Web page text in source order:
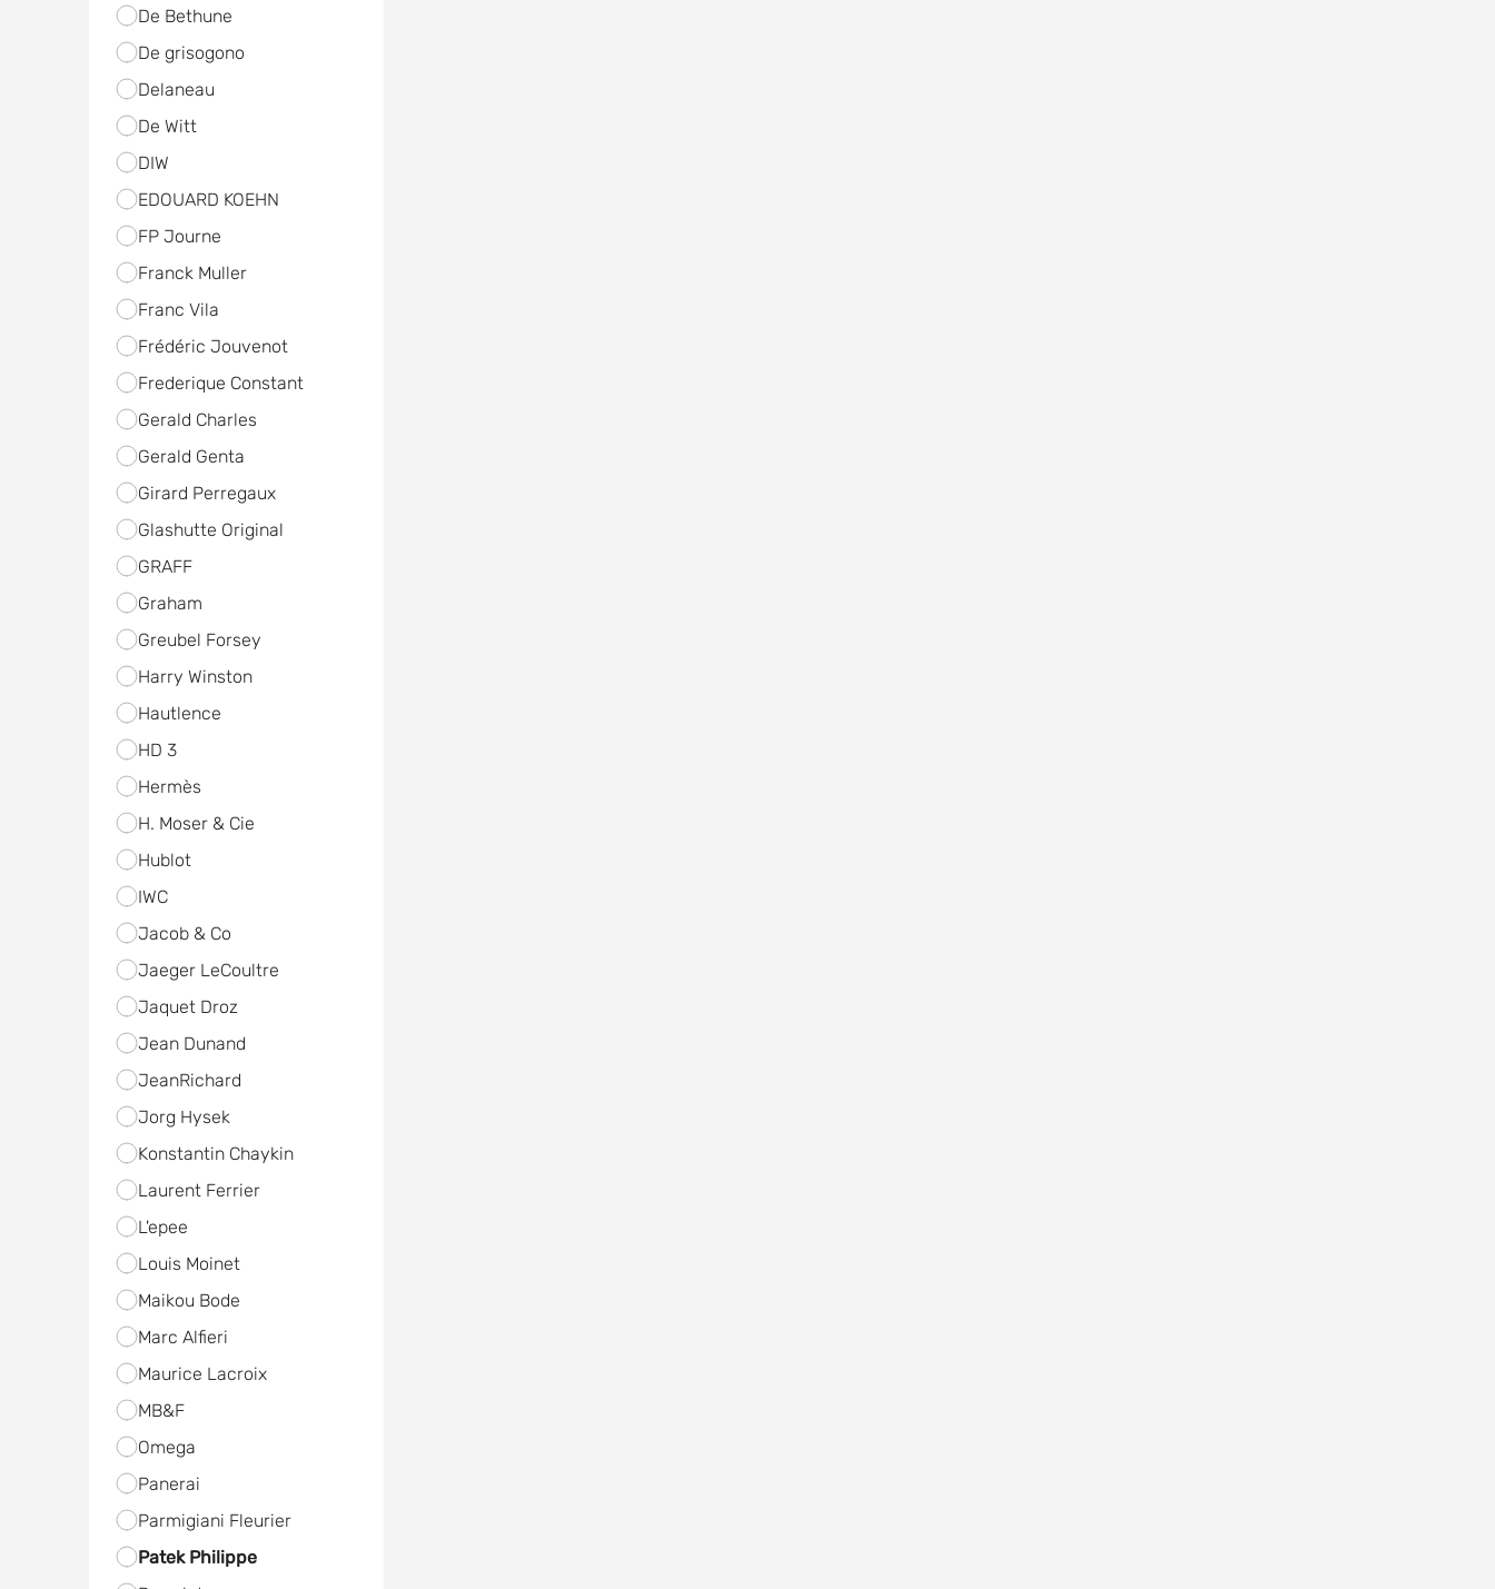
De Bethune
De grisogono
Delaneau
De Witt
DIW
EDOUARD KOEHN
FP Journe
Franck Muller
Franc Vila
Frédéric Jouvenot
Frederique Constant
Gerald Charles
Gerald Genta
Girard Perregaux
Glashutte Original
GRAFF
Graham
Greubel Forsey
Harry Winston
Hautlence
HD 3
Hermès
H. Moser & Cie
Hublot
IWC
Jacob & Co
Jaeger LeCoultre
Jaquet Droz
Jean Dunand
JeanRichard
Jorg Hysek
Konstantin Chaykin
Laurent Ferrier
L'epee
Louis Moinet
Maikou Bode
Marc Alfieri
Maurice Lacroix
MB&F
Omega
Panerai
Parmigiani Fleurier
Patek Philippe